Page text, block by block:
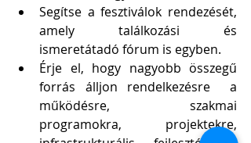
Segítse a fesztiválok rendezését,
amely találkozási és
ismeretátadó fórum is egyben.
Érje el, hogy nagyobb összegű
forrás álljon rendelkezésre  a
működésre, szakmai
programokra, projektekre,